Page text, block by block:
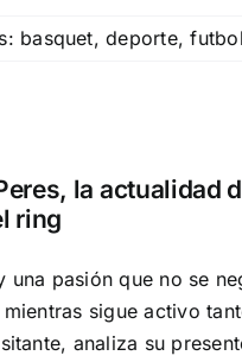
basquet,deporte,futbol
la actualidad
ring
una pasión que no se
sigue activo
analiza su